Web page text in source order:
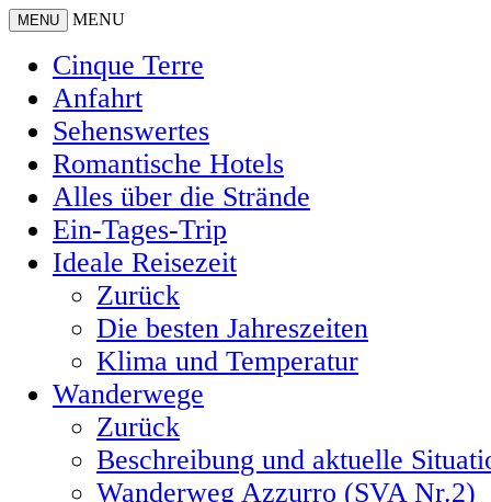
MENU MENU
Cinque Terre
Anfahrt
Sehenswertes
Romantische Hotels
Alles über die Strände
Ein-Tages-Trip
Ideale Reisezeit
Zurück
Die besten Jahreszeiten
Klima und Temperatur
Wanderwege
Zurück
Beschreibung und aktuelle
Wanderweg Azzurro (SVA Nr.2)